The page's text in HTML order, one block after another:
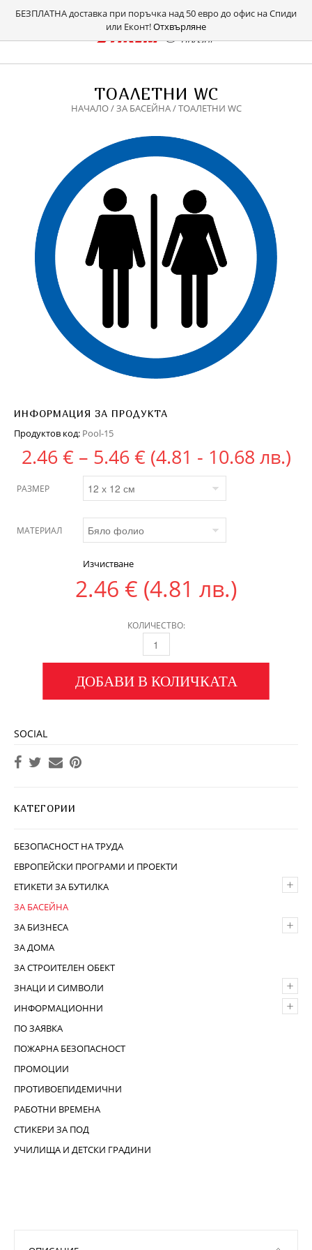
БЕЗПЛАТНА доставка при поръчка над 50 евро до офис на Спиди
или Еконт!Отхвърляне
ТОАЛЕТНИ WC
НАЧАЛО/ЗА БАСЕЙНА/ ТОАЛЕТНИ WC
ИНФОРМАЦИЯ ЗА ПРОДУКТА
Продуктов код: Pool-15
2.46 € – 5.46 €Price range: 2.46
(4.81 - 10.68 лв.)
РАЗМЕР
МАТЕРИАЛ
Изчистване
2.46 € (4.81 лв.)
КОЛИЧЕСТВО:
ДОБАВИ В КОЛИЧКАТА
SOCIAL
КАТЕГОРИИ
БЕЗОПАСНОСТ НА ТРУДА
ЕВРОПЕЙСКИ ПРОГРАМИ И ПРОЕКТИ
+
ЕТИКЕТИ ЗА БУТИЛКА
ЗА БАСЕЙНА
+
ЗА БИЗНЕСА
ЗА ДОМА
ЗА СТРОИТЕЛЕН ОБЕКТ
+
ЗНАЦИ И СИМВОЛИ
+
ИНФОРМАЦИОННИ
ПО ЗАЯВКА
ПОЖАРНА БЕЗОПАСНОСТ
ПРОМОЦИИ
ПРОТИВОЕПИДЕМИЧНИ
РАБОТНИ ВРЕМЕНА
СТИКЕРИ ЗА ПОД
УЧИЛИЩА И ДЕТСКИ ГРАДИНИ